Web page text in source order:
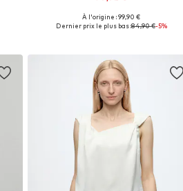
Tailles disponibles: XXS, XS, M, L, XL, XXL
À l'origine : 99,90 €
Dernier prix le plus bas :84,90 €-5%